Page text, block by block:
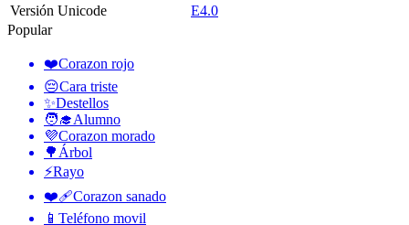
Versión Unicode
E4.0
Popular
❤️Corazon rojo
😔Cara triste
✨Destellos
🧑‍🎓Alumno
💜Corazon morado
🌳 Árbol
⚡Rayo
❤️‍🩹Corazon sanado
📱 Teléfono movil